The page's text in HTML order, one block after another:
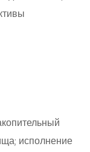
исполнение